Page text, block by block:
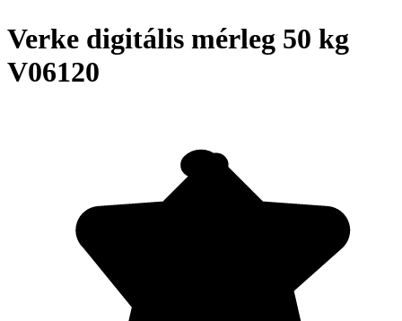
Verke digitális mérleg 50 kg
V06120